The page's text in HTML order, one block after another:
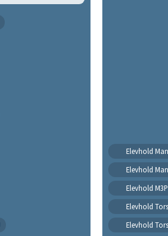
Elevhold
Elevhold
Elevhold
Elevhold
Elevhold